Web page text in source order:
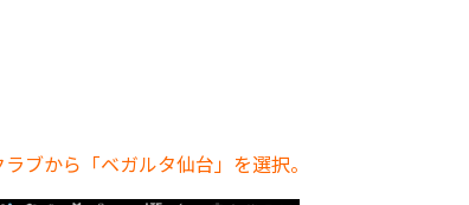
ブから「ベガルタ仙台」を選択。